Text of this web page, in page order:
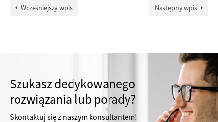
Wcześniejszy wpis Następny wpis
Szukasz dedykowanego
rozwiązania lub porady?
Skontaktuj się z naszym konsultantem!